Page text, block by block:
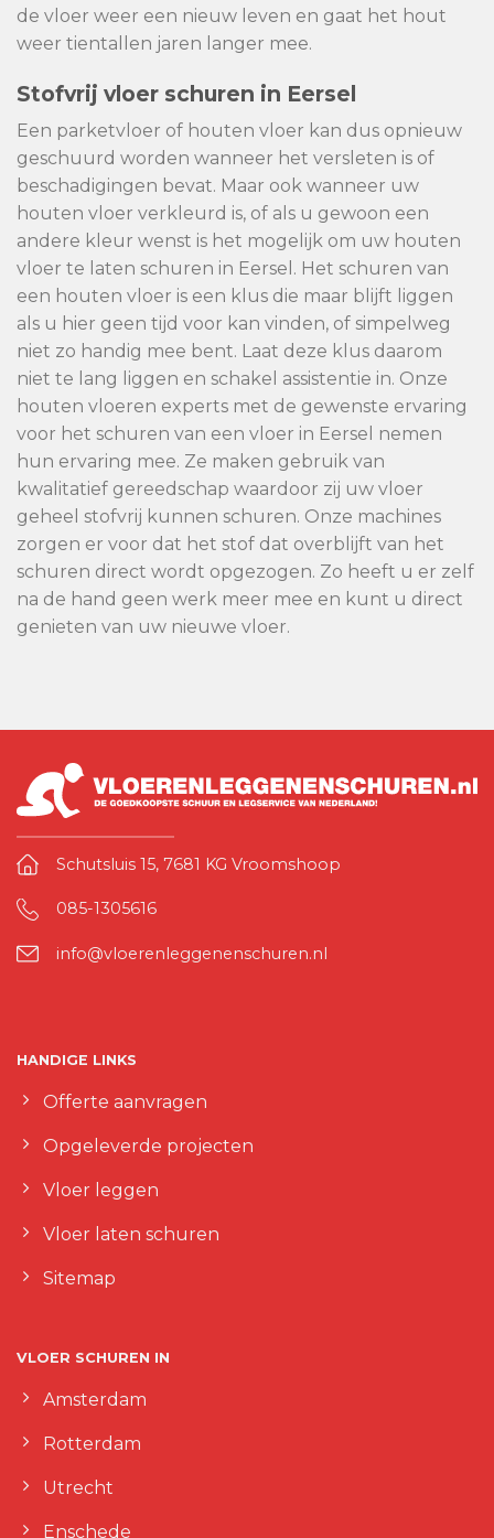
de vloer weer een nieuw leven en gaat het hout
weer tientallen jaren langer mee.
Stofvrij vloer schuren in Eersel
Een parketvloer of houten vloer kan dus opnieuw
geschuurd worden wanneer het versleten is of
beschadigingen bevat. Maar ook wanneer uw
houten vloer verkleurd is, of als u gewoon een
andere kleur wenst is het mogelijk om uw houten
vloer te laten schuren in Eersel. Het schuren van
een houten vloer is een klus die maar blijft liggen
als u hier geen tijd voor kan vinden, of simpelweg
niet zo handig mee bent. Laat deze klus daarom
niet te lang liggen en schakel assistentie in. Onze
houten vloeren experts met de gewenste ervaring
voor het schuren van een vloer in Eersel nemen
hun ervaring mee. Ze maken gebruik van
kwalitatief gereedschap waardoor zij uw vloer
geheel stofvrij kunnen schuren. Onze machines
zorgen er voor dat het stof dat overblijft van het
schuren direct wordt opgezogen. Zo heeft u er zelf
na de hand geen werk meer mee en kunt u direct
genieten van uw nieuwe vloer.
Schutsluis 15, 7681 KG Vroomshoop
085-1305616
info@vloerenleggenenschuren.nl
HANDIGE LINKS
Offerte aanvragen
Opgeleverde projecten
Vloer leggen
Vloer laten schuren
Sitemap
VLOER SCHUREN IN
Amsterdam
Rotterdam
Utrecht
Enschede